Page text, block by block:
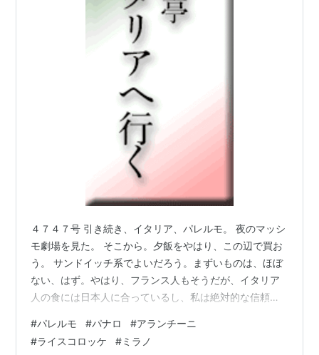
４７４７号 引き続き、イタリア、パレルモ。 夜のマッシ
モ劇場を見た。 そこから。夕飯をやはり、この辺で買お
う。 サンドイッチ系でよいだろう。まずいものは、ほぼ
ない、はず。やはり、フランス人もそうだが、イタリア
人の食には日本人に合っているし、私は絶対的な信頼を
ゃんと、うまい。 ［Panaro］パナロというサンドイッチ
系の店。 揚げ物などもあり、パレルモの屋台料理を標榜
#パレルモ #パナロ #アランチーニ
#ライスコロッケ #ミラノ